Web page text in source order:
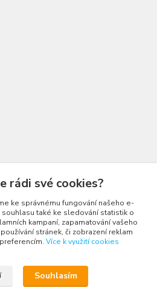
sběr cookies.
rádi své cookies?
ke správnému fungování našeho e-
také ke sledování statistik o
kampaní, zapamatování vašeho
stránek, či zobrazení reklam
Více k využití cookies
Souhlasím